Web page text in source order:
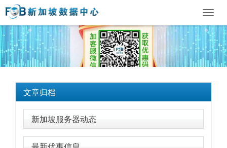
文章归档
新加坡服务器动态